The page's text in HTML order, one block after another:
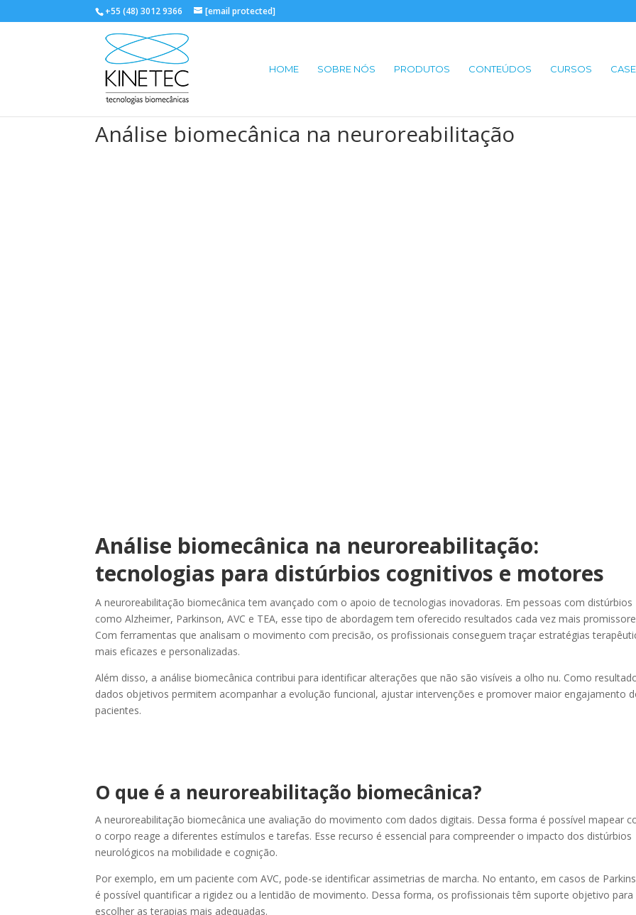
+55 (48) 3012 9366 [email protected]
HOME SOBRE NÓS PRODUTOS CONTEÚDOS CURSOS
Análise biomecânica na neuroreabilitação
Análise biomecânica na neuroreabilitação:
tecnologias para distúrbios cognitivos e motores
A neuroreabilitação biomecânica tem avançado com o apoio de tecnologias inovadoras. Em pessoas com distúrbios
como Alzheimer, Parkinson, AVC e TEA, esse tipo de abordagem tem oferecido resultados cada vez mais
Com ferramentas que analisam o movimento com precisão, os profissionais conseguem traçar estratégias
mais eficazes e personalizadas.
Além disso, a análise biomecânica contribui para identificar alterações que não são visíveis a olho nu. Como
dados objetivos permitem acompanhar a evolução funcional, ajustar intervenções e promover maior engajamento
pacientes.
O que é a neuroreabilitação biomecânica?
A neuroreabilitação biomecânica une avaliação do movimento com dados digitais. Dessa forma é possível mapear
o corpo reage a diferentes estímulos e tarefas. Esse recurso é essencial para compreender o impacto dos distúrbios
neurológicos na mobilidade e cognição.
Por exemplo, em um paciente com AVC, pode-se identificar assimetrias de marcha. No entanto, em casos de
é possível quantificar a rigidez ou a lentidão de movimento. Dessa forma, os profissionais têm suporte objetivo para
escolher as terapias mais adequadas.